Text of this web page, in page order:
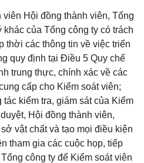
viên Hội đồng thành viên, Tổng
của Tổng công ty có trách
thời các thông tin về việc triển
quy định tại Điều 5 Quy chế
trung thực, chính xác về các
cấp cho Kiểm soát viên;
kiểm tra, giám sát của Kiểm
Hội đồng thành viên,
vật chất và tạo mọi điều kiện
tham gia các cuộc họp, tiếp
công ty để Kiểm soát viên